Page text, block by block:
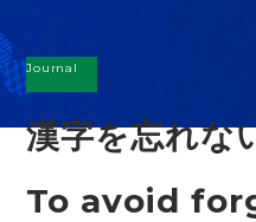
Journal
漢字を忘れな
To avoid